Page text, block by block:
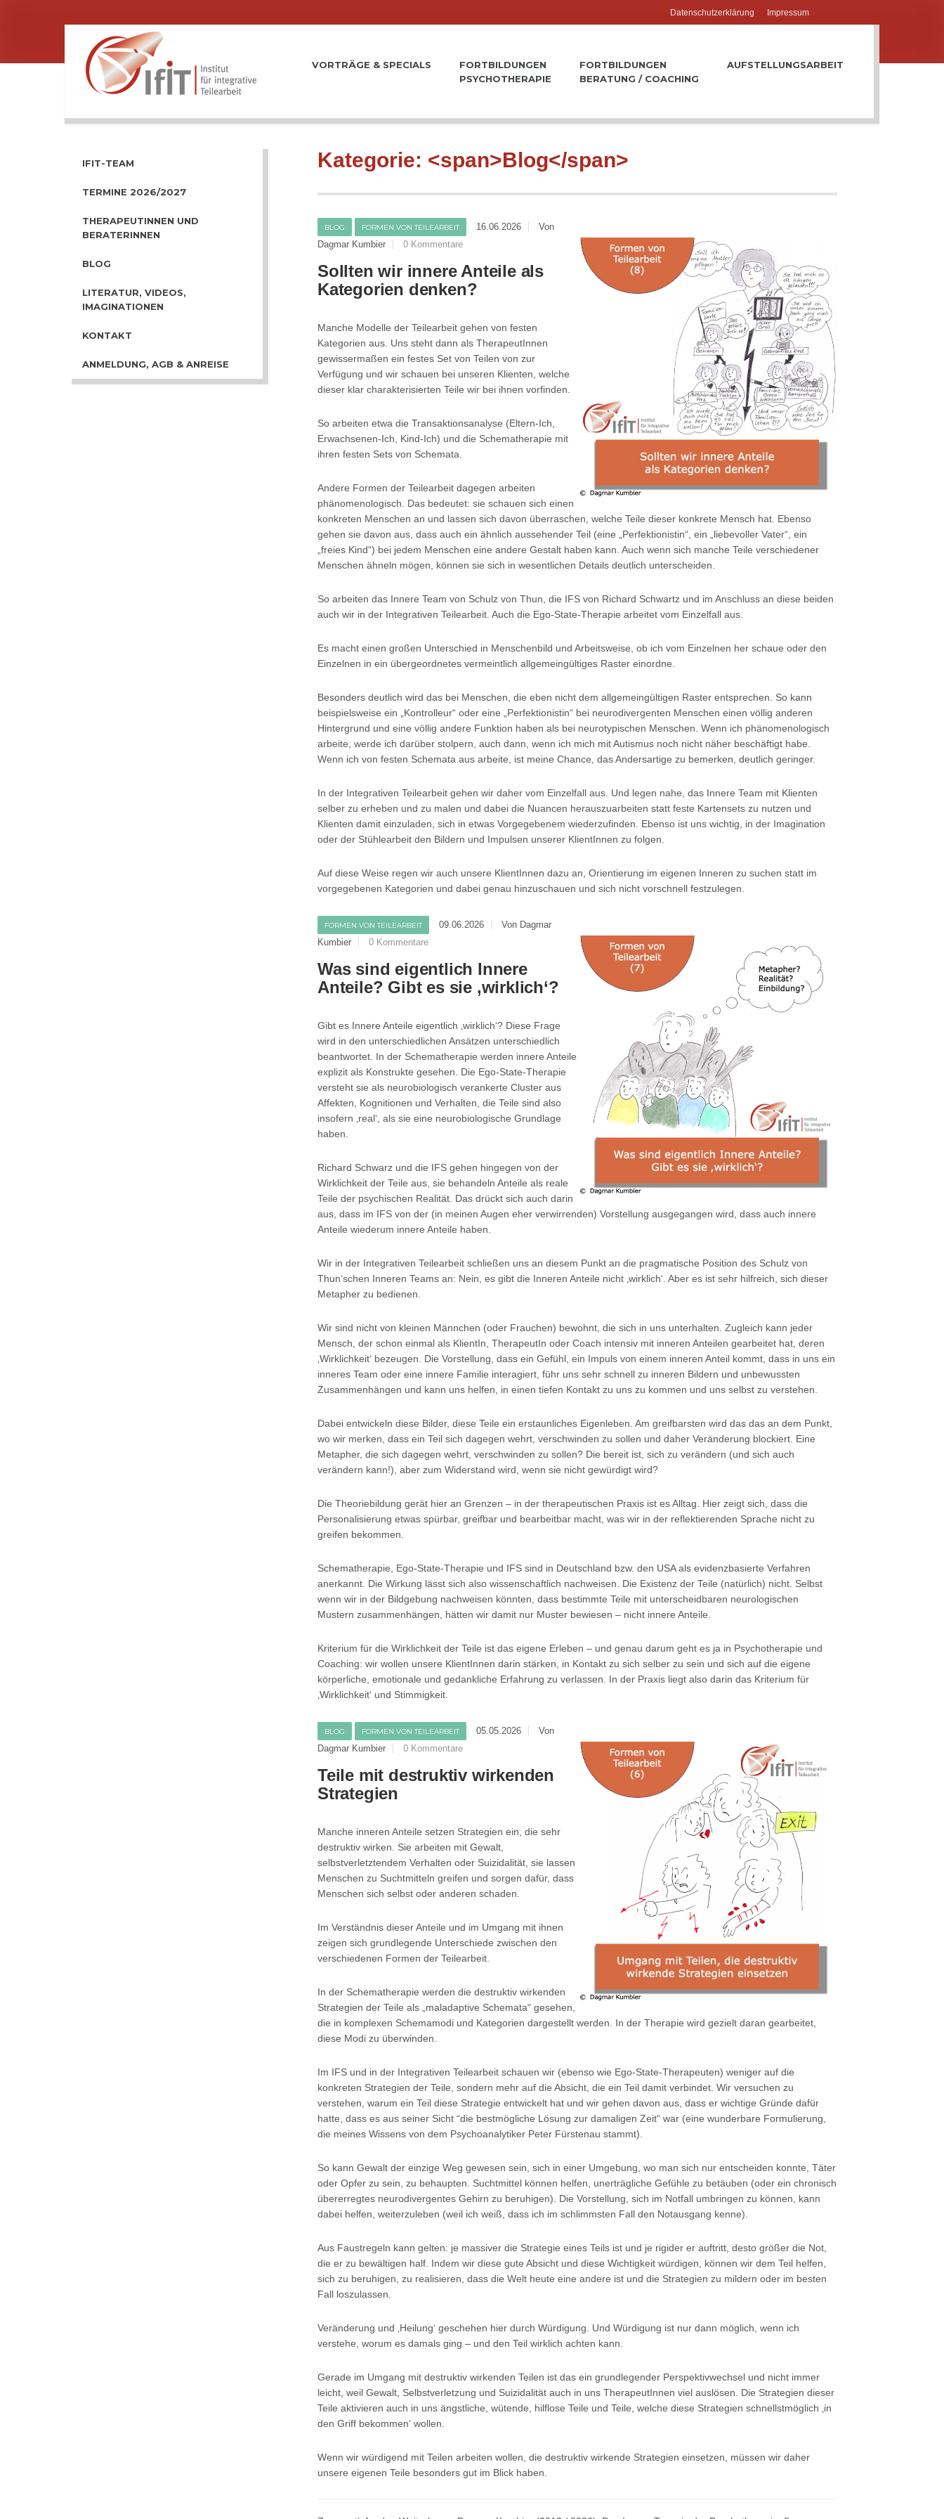
Datenschutzerklärung Impressum
VORTRÄGE & SPECIALS
FORTBILDUNGEN
PSYCHOTHERAPIE
FORTBILDUNGEN
BERATUNG / COACHING
AUFSTELLUNGSARBEIT
Kategorie: <span>Blog</span>
BLOG FORMEN VON TEILEARBEIT 16.06.2026
Von
Dagmar Kumbier
0 Kommentare
Sollten wir innere Anteile als
Kategorien denken?
Manche Modelle der Teilearbeit gehen von festen
Kategorien aus. Uns steht dann als TherapeutInnen
gewissermaßen ein festes Set von Teilen von zur
Verfügung und wir schauen bei unseren Klienten, welche
dieser klar charakterisierten Teile wir bei ihnen vorfinden.
So arbeiten etwa die Transaktionsanalyse (Eltern-Ich,
Erwachsenen-Ich, Kind-Ich) und die Schematherapie mit
ihren festen Sets von Schemata.
Andere Formen der Teilearbeit dagegen arbeiten
phänomenologisch. Das bedeutet: sie schauen sich einen
konkreten Menschen an und lassen sich davon überraschen, welche Teile dieser konkrete Mensch hat. Ebenso
gehen sie davon aus, dass auch ein ähnlich aussehender Teil (eine „Perfektionistin“, ein „liebevoller Vater“, ein
„freies Kind“) bei jedem Menschen eine andere Gestalt haben kann. Auch wenn sich manche Teile verschiedener
Menschen ähneln mögen, können sie sich in wesentlichen Details deutlich unterscheiden.
So arbeiten das Innere Team von Schulz von Thun, die IFS von Richard Schwartz und im Anschluss an diese beiden
auch wir in der Integrativen Teilearbeit. Auch die Ego-State-Therapie arbeitet vom Einzelfall aus.
Es macht einen großen Unterschied in Menschenbild und Arbeitsweise, ob ich vom Einzelnen her schaue oder den
Einzelnen in ein übergeordnetes vermeintlich allgemeingültiges Raster einordne.
Besonders deutlich wird das bei Menschen, die eben nicht dem allgemeingültigen Raster entsprechen. So kann
beispielsweise ein „Kontrolleur“ oder eine „Perfektionistin“ bei neurodivergenten Menschen einen völlig anderen
Hintergrund und eine völlig andere Funktion haben als bei neurotypischen Menschen. Wenn ich phänomenologisch
arbeite, werde ich darüber stolpern, auch dann, wenn ich mich mit Autismus noch nicht näher beschäftigt habe.
Wenn ich von festen Schemata aus arbeite, ist meine Chance, das Andersartige zu bemerken, deutlich geringer.
In der Integrativen Teilearbeit gehen wir daher vom Einzelfall aus. Und legen nahe, das Innere Team mit Klienten
selber zu erheben und zu malen und dabei die Nuancen herauszuarbeiten statt feste Kartensets zu nutzen und
Klienten damit einzuladen, sich in etwas Vorgegebenem wiederzufinden. Ebenso ist uns wichtig, in der Imagination
oder der Stühlearbeit den Bildern und Impulsen unserer KlientInnen zu folgen.
Auf diese Weise regen wir auch unsere KlientInnen dazu an, Orientierung im eigenen Inneren zu suchen statt im
vorgegebenen Kategorien und dabei genau hinzuschauen und sich nicht vorschnell festzulegen.
FORMEN VON TEILEARBEIT 09.06.2026
Von Dagmar
Kumbier
0 Kommentare
Was sind eigentlich Innere
Anteile? Gibt es sie ‚wirklich‘?
Gibt es Innere Anteile eigentlich ‚wirklich‘? Diese Frage
wird in den unterschiedlichen Ansätzen unterschiedlich
beantwortet. In der Schematherapie werden innere Anteile
explizit als Konstrukte gesehen. Die Ego-State-Therapie
versteht sie als neurobiologisch verankerte Cluster aus
Affekten, Kognitionen und Verhalten, die Teile sind also
insofern ‚real‘, als sie eine neurobiologische Grundlage
haben.
Richard Schwarz und die IFS gehen hingegen von der
Wirklichkeit der Teile aus, sie behandeln Anteile als reale
Teile der psychischen Realität. Das drückt sich auch darin
aus, dass im IFS von der (in meinen Augen eher verwirrenden) Vorstellung ausgegangen wird, dass auch innere
Anteile wiederum innere Anteile haben.
Wir in der Integrativen Teilearbeit schließen uns an diesem Punkt an die pragmatische Position des Schulz von
Thun‘schen Inneren Teams an: Nein, es gibt die Inneren Anteile nicht ‚wirklich‘. Aber es ist sehr hilfreich, sich dieser
Metapher zu bedienen.
Wir sind nicht von kleinen Männchen (oder Frauchen) bewohnt, die sich in uns unterhalten. Zugleich kann jeder
Mensch, der schon einmal als KlientIn, TherapeutIn oder Coach intensiv mit inneren Anteilen gearbeitet hat, deren
‚Wirklichkeit‘ bezeugen. Die Vorstellung, dass ein Gefühl, ein Impuls von einem inneren Anteil kommt, dass in uns ein
inneres Team oder eine innere Familie interagiert, führ uns sehr schnell zu inneren Bildern und unbewussten
Zusammenhängen und kann uns helfen, in einen tiefen Kontakt zu uns zu kommen und uns selbst zu verstehen.
Dabei entwickeln diese Bilder, diese Teile ein erstaunliches Eigenleben. Am greifbarsten wird das das an dem Punkt,
wo wir merken, dass ein Teil sich dagegen wehrt, verschwinden zu sollen und daher Veränderung blockiert. Eine
Metapher, die sich dagegen wehrt, verschwinden zu sollen? Die bereit ist, sich zu verändern (und sich auch
verändern kann!), aber zum Widerstand wird, wenn sie nicht gewürdigt wird?
Die Theoriebildung gerät hier an Grenzen – in der therapeutischen Praxis ist es Alltag. Hier zeigt sich, dass die
Personalisierung etwas spürbar, greifbar und bearbeitbar macht, was wir in der reflektierenden Sprache nicht zu
greifen bekommen.
Schematherapie, Ego-State-Therapie und IFS sind in Deutschland bzw. den USA als evidenzbasierte Verfahren
anerkannt. Die Wirkung lässt sich also wissenschaftlich nachweisen. Die Existenz der Teile (natürlich) nicht. Selbst
wenn wir in der Bildgebung nachweisen könnten, dass bestimmte Teile mit unterscheidbaren neurologischen
Mustern zusammenhängen, hätten wir damit nur Muster bewiesen – nicht innere Anteile.
Kriterium für die Wirklichkeit der Teile ist das eigene Erleben – und genau darum geht es ja in Psychotherapie und
Coaching: wir wollen unsere KlientInnen darin stärken, in Kontakt zu sich selber zu sein und sich auf die eigene
körperliche, emotionale und gedankliche Erfahrung zu verlassen. In der Praxis liegt also darin das Kriterium für
‚Wirklichkeit‘ und Stimmigkeit.
BLOG FORMEN VON TEILEARBEIT 05.05.2026
Von
Dagmar Kumbier
0 Kommentare
Teile mit destruktiv wirkenden
Strategien
Manche inneren Anteile setzen Strategien ein, die sehr
destruktiv wirken. Sie arbeiten mit Gewalt,
selbstverletztendem Verhalten oder Suizidalität, sie lassen
Menschen zu Suchtmitteln greifen und sorgen dafür, dass
Menschen sich selbst oder anderen schaden.
Im Verständnis dieser Anteile und im Umgang mit ihnen
zeigen sich grundlegende Unterschiede zwischen den
verschiedenen Formen der Teilearbeit.
In der Schematherapie werden die destruktiv wirkenden
Strategien der Teile als „maladaptive Schemata“ gesehen,
die in komplexen Schemamodi und Kategorien dargestellt werden. In der Therapie wird gezielt daran gearbeitet,
diese Modi zu überwinden.
Im IFS und in der Integrativen Teilearbeit schauen wir (ebenso wie Ego-State-Therapeuten) weniger auf die
konkreten Strategien der Teile, sondern mehr auf die Absicht, die ein Teil damit verbindet. Wir versuchen zu
verstehen, warum ein Teil diese Strategie entwickelt hat und wir gehen davon aus, dass er wichtige Gründe dafür
hatte, dass es aus seiner Sicht “die bestmögliche Lösung zur damaligen Zeit“ war (eine wunderbare Formulierung,
die meines Wissens von dem Psychoanalytiker Peter Fürstenau stammt).
So kann Gewalt der einzige Weg gewesen sein, sich in einer Umgebung, wo man sich nur entscheiden konnte, Täter
oder Opfer zu sein, zu behaupten. Suchtmittel können helfen, unerträgliche Gefühle zu betäuben (oder ein chronisch
übererregtes neurodivergentes Gehirn zu beruhigen). Die Vorstellung, sich im Notfall umbringen zu können, kann
dabei helfen, weiterzuleben (weil ich weiß, dass ich im schlimmsten Fall den Notausgang kenne).
Aus Faustregeln kann gelten: je massiver die Strategie eines Teils ist und je rigider er auftritt, desto größer die Not,
die er zu bewältigen half. Indem wir diese gute Absicht und diese Wichtigkeit würdigen, können wir dem Teil helfen,
sich zu beruhigen, zu realisieren, dass die Welt heute eine andere ist und die Strategien zu mildern oder im besten
Fall loszulassen.
Veränderung und ‚Heilung‘ geschehen hier durch Würdigung. Und Würdigung ist nur dann möglich, wenn ich
verstehe, worum es damals ging – und den Teil wirklich achten kann.
Gerade im Umgang mit destruktiv wirkenden Teilen ist das ein grundlegender Perspektivwechsel und nicht immer
leicht, weil Gewalt, Selbstverletzung und Suizidalität auch in uns TherapeutInnen viel auslösen. Die Strategien dieser
Teile aktivieren auch in uns ängstliche, wütende, hilflose Teile und Teile, welche diese Strategien schnellstmöglich ‚in
den Griff bekommen‘ wollen.
Wenn wir würdigend mit Teilen arbeiten wollen, die destruktiv wirkende Strategien einsetzen, müssen wir daher
unsere eigenen Teile besonders gut im Blick haben.
IFIT-TEAM
TERMINE 2026/2027
THERAPEUTINNEN UND
BERATERINNEN
BLOG
LITERATUR, VIDEOS,
IMAGINATIONEN
KONTAKT
ANMELDUNG, AGB & ANREISE